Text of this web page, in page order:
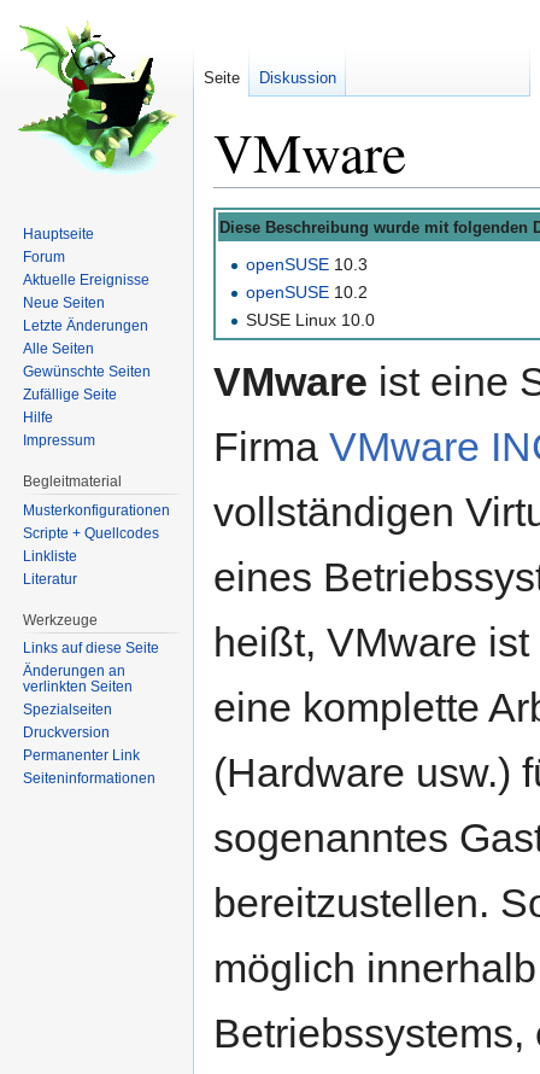
VMware
Diese Beschreibung wurde mit folgenden
openSUSE 10.3
openSUSE 10.2
SUSE Linux 10.0
VMware ist eine
Firma VMware
vollständigen
eines
heißt, VMware
eine komplette
(Hardware usw.)
sogenanntes
bereitzustellen.
möglich
Seite Diskussion
Hauptseite
Forum
Aktuelle Ereignisse
Neue Seiten
Letzte Änderungen
Alle Seiten
Gewünschte Seiten
Zufällige Seite
Hilfe
Impressum
Begleitmaterial
Musterkonfigurationen
Scripte + Quellcodes
Linkliste
Literatur
Werkzeuge
Links auf diese Seite
Änderungen an
verlinkten Seiten
Spezialseiten
Druckversion
Permanenter Link
Seiten­informationen